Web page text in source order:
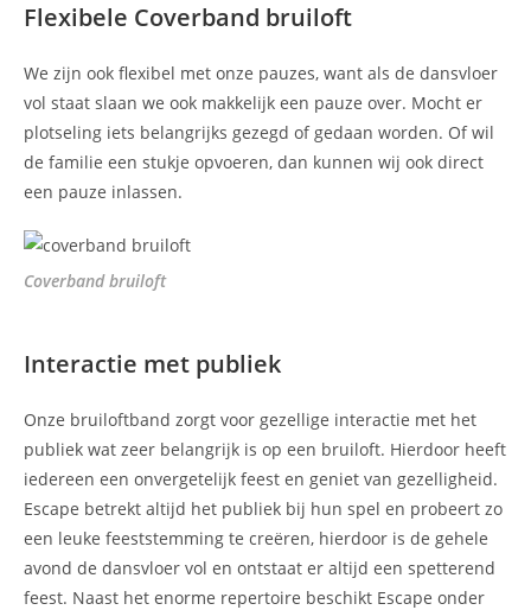
Flexibele Coverband bruiloft
We zijn ook flexibel met onze pauzes, want als de dansvloer
vol staat slaan we ook makkelijk een pauze over. Mocht er
plotseling iets belangrijks gezegd of gedaan worden. Of wil
de familie een stukje opvoeren, dan kunnen wij ook direct
een pauze inlassen.
Coverband bruiloft
Interactie met publiek
Onze bruiloftband zorgt voor gezellige interactie met het
publiek wat zeer belangrijk is op een bruiloft. Hierdoor heeft
iedereen een onvergetelijk feest en geniet van gezelligheid.
Escape betrekt altijd het publiek bij hun spel en probeert zo
een leuke feeststemming te creëren, hierdoor is de gehele
avond de dansvloer vol en ontstaat er altijd een spetterend
feest. Naast het enorme repertoire beschikt Escape onder